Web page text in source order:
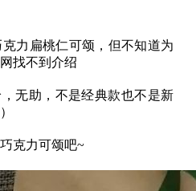
力扁桃仁可颂，但不知道为
找不到介绍
无助，不是经典款也不是新
克力可颂吧~